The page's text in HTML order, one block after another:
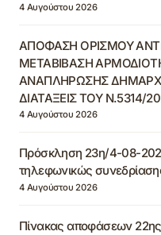
4 Αυγούστου 2026
ΑΠΟΦΑΣΗ ΟΡΙΣΜΟΥ
ΜΕΤΑΒΙΒΑΣΗ
ΑΝΑΠΛΗΡΩΣΗΣ
ΔΙΑΤΑΞΕΙΣ ΤΟΥ Ν.5314/
4 Αυγούστου 2026
Πρόσκληση 23η/4-08-
τηλεφωνικώς
4 Αυγούστου 2026
Πίνακας αποφάσεων